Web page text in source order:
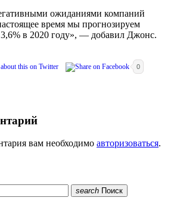
ожиданиями компаний
время мы прогнозируем
в 2020 году», — добавил Джонс.
0
вам необходимо авторизоваться.
search Поиск